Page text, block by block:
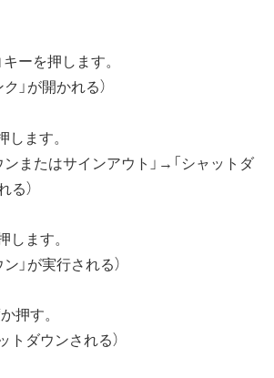
キーを押します。
」が開かれる）
します。
ンまたはサインアウト」→「シャットダ
る）
します。
ン」が実行される）
押す。
トダウンされる）